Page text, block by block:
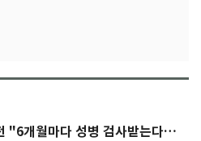
"6개월마다 성병 검사받는다…